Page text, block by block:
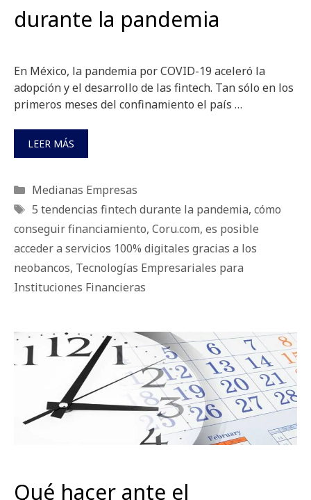
durante la pandemia
En México, la pandemia por COVID-19 aceleró la
adopción y el desarrollo de las fintech. Tan sólo en los
primeros meses del confinamiento el país …
LEER MÁS
Categorías
Medianas Empresas
Etiquetas
5 tendencias fintech durante la pandemia, cómo
conseguir financiamiento, Coru.com, es posible
acceder a servicios 100% digitales gracias a los
neobancos, Tecnologías Empresariales para
Instituciones Financieras
Qué hacer ante el